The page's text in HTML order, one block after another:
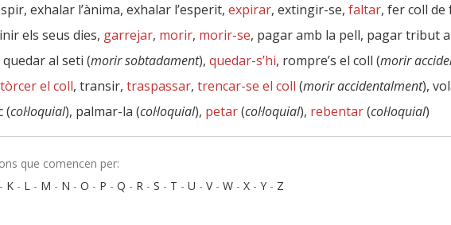
exhalar l’ànima, exhalar l’esperit, expirar, extingir-se, faltar, fer coll
els seus dies, garrejar, morir, morir-se, pagar amb la pell, pagar tribut
al seti (morir sobtadament), quedar-s’hi, rompre’s el coll (morir
tòrcer el coll, transir, traspassar, trencar-se el coll (morir accidentalment),
(col·loquial), palmar-la (col·loquial), petar(col·loquial), rebentar(col·loquial)
que comencen per:
- K - L - M - N - O - P - Q - R - S - T - U - V- W - X - Y - Z